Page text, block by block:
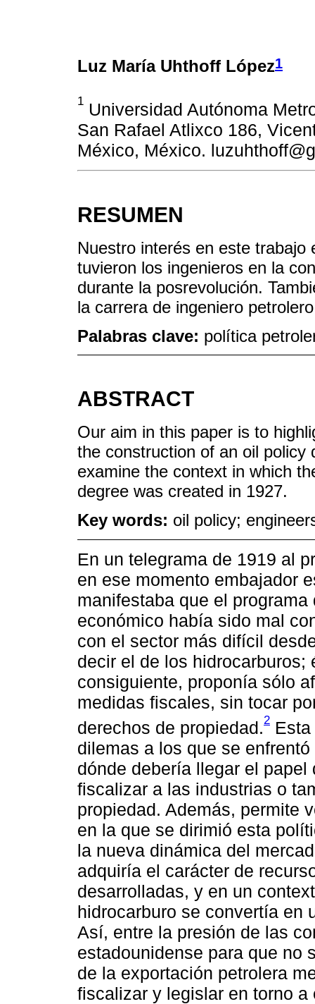
Luz María Uhthoff López1
1 Universidad Autónoma
San Rafael Atlixco 186,
México, México.
RESUMEN
Nuestro interés en este
tuvieron los ingenieros en la
durante la posrevolución.
la carrera de ingeniero
Palabras clave: política
ABSTRACT
Our aim in this paper is to
the construction of an oil policy
examine the context in which
degree was created in 1927.
Key words: oil policy;
En un telegrama de 1919 al
en ese momento embajador
manifestaba que el
económico había sido mal
con el sector más difícil
decir el de los
consiguiente, proponía sólo
medidas fiscales, sin tocar
derechos de propiedad.2
dilemas a los que se
dónde debería llegar el
fiscalizar a las industrias o
propiedad. Además, permite
en la que se dirimió esta
la nueva dinámica del
adquiría el carácter de
desarrolladas, y en un
hidrocarburo se convertía en
Así, entre la presión de las
estadounidense para que no
de la exportación petrolera
fiscalizar y legislar en torno a